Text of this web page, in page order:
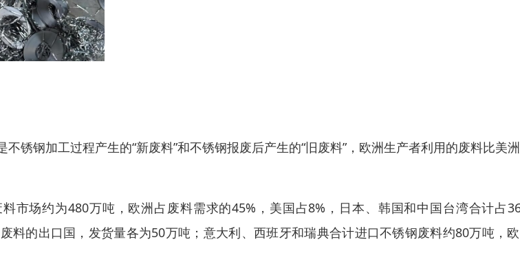
不锈钢加工过程产生的“新废料”和不锈钢报废后产生的“旧废料”，欧洲生产者利用的废料比美
市场约为480万吨，欧洲占废料需求的45%，美国占8%，日本、韩国和中国台湾合计占
料的出口国，发货量各为50万吨；意大利、西班牙和瑞典合计进口不锈钢废料约80万吨，